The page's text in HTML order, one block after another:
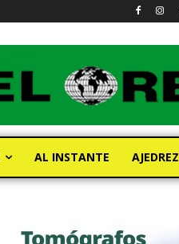
AL INSTANTE AJEDREZ